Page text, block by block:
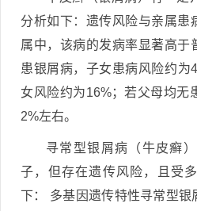
分析如下：遗传风险与亲属患
属中，该病的发病率显著高于
患银屑病，子女患病风险约为
女风险约为16%；若父母均无
2%左右。
寻常型银屑病（牛皮癣
子，但存在遗传风险，且受
下： 多基因遗传特性寻常型